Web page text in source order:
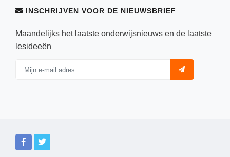
INSCHRIJVEN VOOR DE NIEUWSBRIEF
Maandelijks het laatste onderwijsnieuws en de laatste
lesideeën